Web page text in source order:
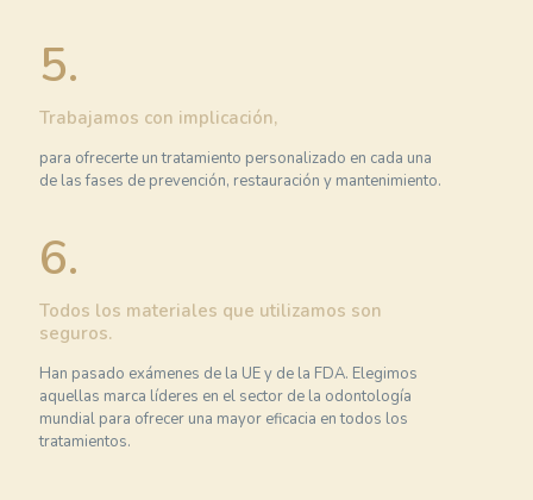
5.
Trabajamos con implicación,
para ofrecerte un tratamiento personalizado en cada una
de las fases de prevención, restauración y mantenimiento.
6.
Todos los materiales que utilizamos son
seguros.
Han pasado exámenes de la UE y de la FDA. Elegimos
aquellas marca líderes en el sector de la odontología
mundial para ofrecer una mayor eficacia en todos los
tratamientos.